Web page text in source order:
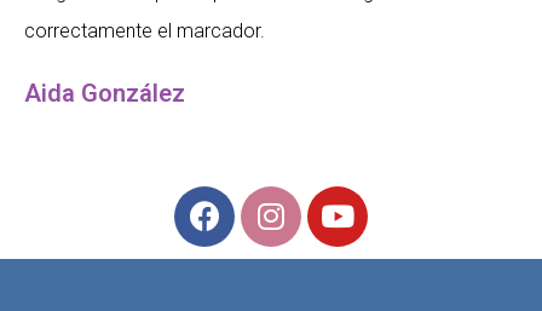
correctamente el marcador.
Aida González